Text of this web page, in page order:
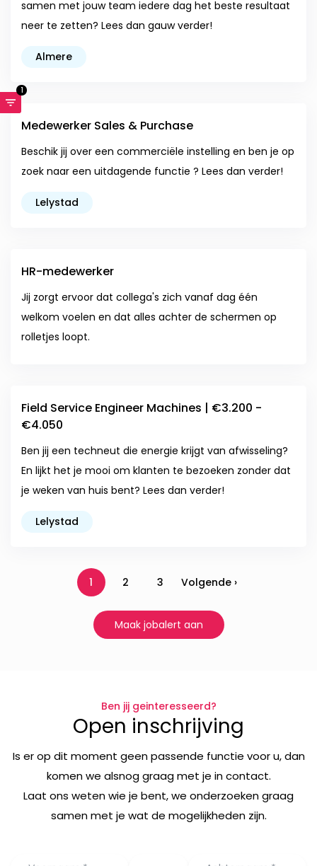
samen met jouw team iedere dag het beste resultaat
neer te zetten? Lees dan gauw verder!
Almere
Medewerker Sales & Purchase
Beschik jij over een commerciële instelling en ben je op
zoek naar een uitdagende functie ? Lees dan verder!
Lelystad
HR-medewerker
Jij zorgt ervoor dat collega's zich vanaf dag één
welkom voelen en dat alles achter de schermen op
rolletjes loopt.
Field Service Engineer Machines | €3.200 -
€4.050
Ben jij een techneut die energie krijgt van afwisseling?
En lijkt het je mooi om klanten te bezoeken zonder dat
je weken van huis bent? Lees dan verder!
Lelystad
1 2 3 Volgende ›
Maak jobalert aan
1
Ben jij geinteresseerd?
Open inschrijving
Is er op dit moment geen passende functie voor u, dan
komen we alsnog graag met je in contact.
Laat ons weten wie je bent, we onderzoeken graag
samen met je wat de mogelijkheden zijn.